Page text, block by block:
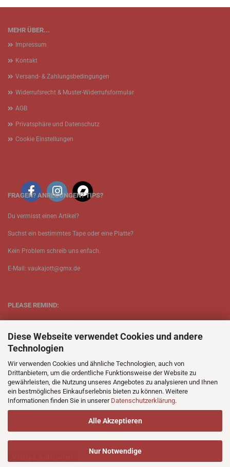
Diese Webseite verwendet Cookies und andere
Technologien
Wir verwenden Cookies und ähnliche Technologien, auch von
Drittanbietern, um die ordentliche Funktionsweise der Website zu
gewährleisten, die Nutzung unseres Angebotes zu analysieren und Ihnen
ein bestmögliches Einkaufserlebnis bieten zu können. Weitere
Informationen finden Sie in unserer Datenschutzerklärung.
Alle Akzeptieren
Nur Notwendige
MEHR ÜBER...
Impressum
Kontakt
Versand- & Zahlungsbedingungen
Widerrufsrecht & Muster-Widerrufsformular
AGB
Privatsphäre und Datenschutz
Cookie Einstellungen
FRAGEN? ANREGUNGEN? TIPS?
Du vermisst einen Artikel?
Suchst ein bestimmtes Tape oder eine Platte?
Kein Problem schreib uns enfach.
E-Mail: vaukajott@gmx.de
PLEASE REMIND:
Be patient when ordering.
Your records will be send asap.
No Discogs.
No Spotify.
No Bullshit.